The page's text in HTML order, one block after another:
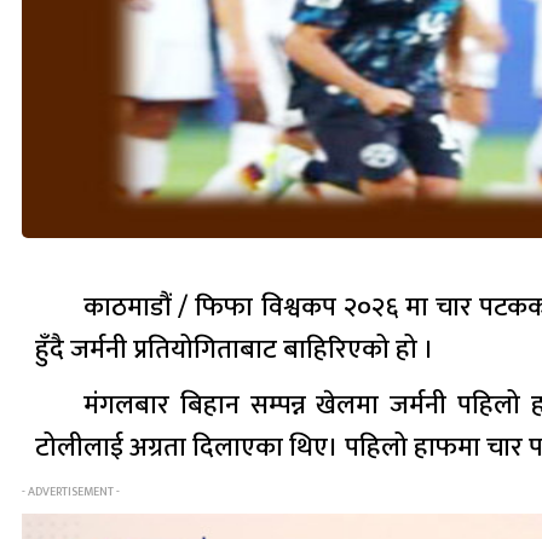
काठमाडौं / फिफा विश्वकप २०२६ मा चार
हुँदै जर्मनी प्रतियोगिताबाट बाहिरिएको हो ।
मंगलबार बिहान सम्पन्न खेलमा जर्मनी
टोलीलाई अग्रता दिलाएका थिए। पहिलो हाफमा
- ADVERTISEMENT -